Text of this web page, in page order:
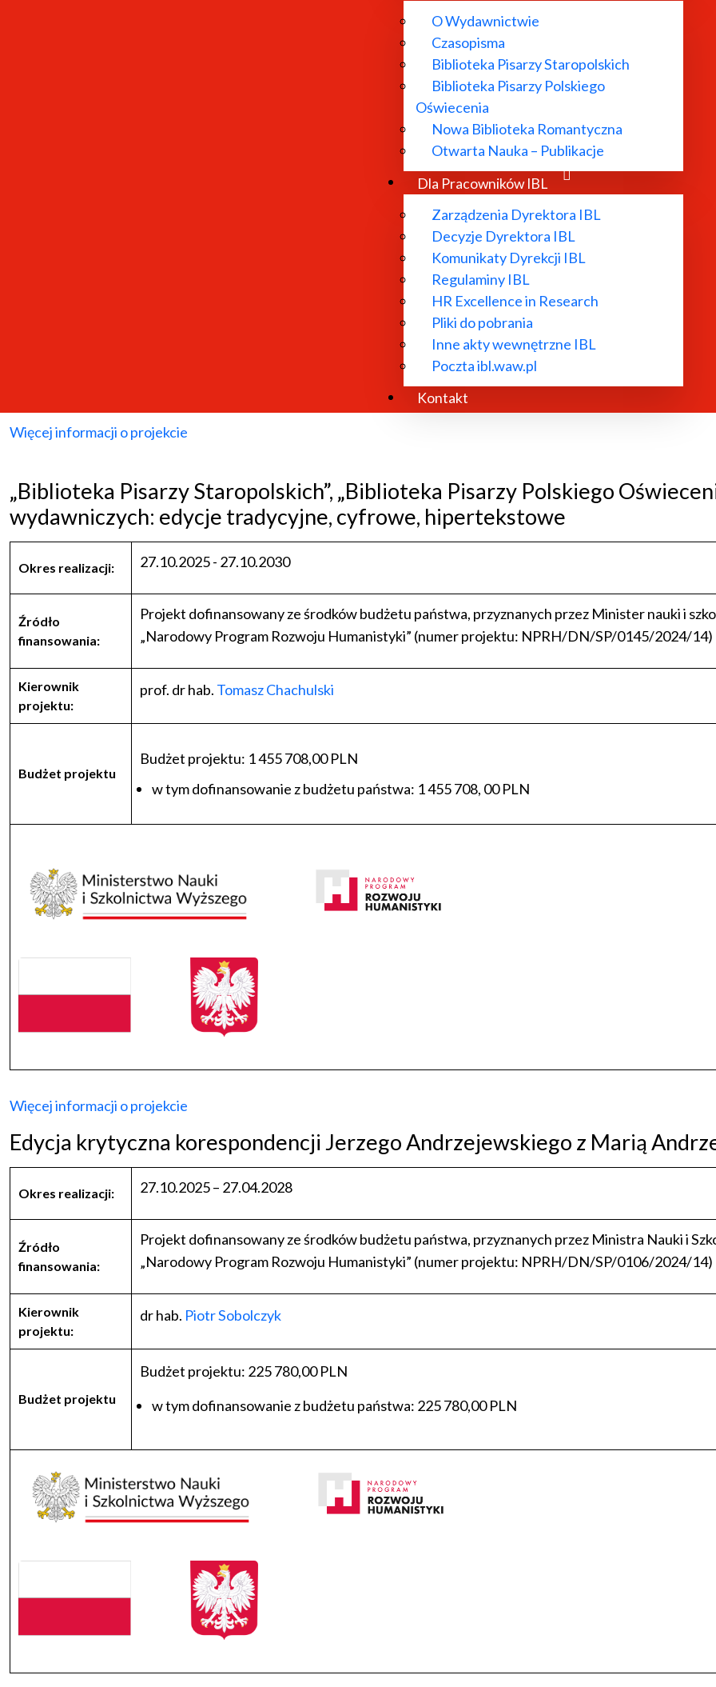
O Wydawnictwie
Czasopisma
Biblioteka Pisarzy Staropolskich
Biblioteka Pisarzy Polskiego
Oświecenia
Nowa Biblioteka Romantyczna
Otwarta Nauka – Publikacje
Dla Pracowników IBL
Zarządzenia Dyrektora IBL
Decyzje Dyrektora IBL
Komunikaty Dyrekcji IBL
Regulaminy IBL
HR Excellence in Research
Pliki do pobrania
Inne akty wewnętrzne IBL
Poczta ibl.waw.pl
Kontakt
, prof. IBL PAN
w tym dofinansowanie z budżetu państwa: 1 799 879,00 PLN
Więcej informacji o projekcie
„Biblioteka Pisarzy Staropolskich”, „Biblioteka Pisarzy Polskiego
wydawniczych: edycje tradycyjne, cyfrowe, hipertekstowe
Okres realizacji: 27.10.2025 - 27.10.2030
Źródło
finansowania:
Projekt dofinansowany ze środków budżetu państwa, przyznanych przez Minister nauki i
„Narodowy Program Rozwoju Humanistyki” (numer projektu: NPRH/DN/SP/0145/2024/14)
Kierownik
projektu:
prof. dr hab. Tomasz Chachulski
Budżet projektu
Budżet projektu: 1 455 708,00PLN
w tym dofinansowanie z budżetu państwa: 1 455 708, 00 PLN
Więcej informacji o projekcie
Edycja krytyczna korespondencji Jerzego Andrzejewskiego z Marią
Okres realizacji: 27.10.2025 – 27.04.2028
Źródło
finansowania:
Projekt dofinansowany ze środków budżetu państwa, przyznanych przez Ministra Nauki i
„Narodowy Program Rozwoju Humanistyki” (numer projektu: NPRH/DN/SP/0106/2024/14)
Kierownik
projektu:
dr hab. Piotr Sobolczyk
Budżet projektu
Budżet projektu: 225 780,00 PLN
w tym dofinansowanie z budżetu państwa: 225 780,00 PLN